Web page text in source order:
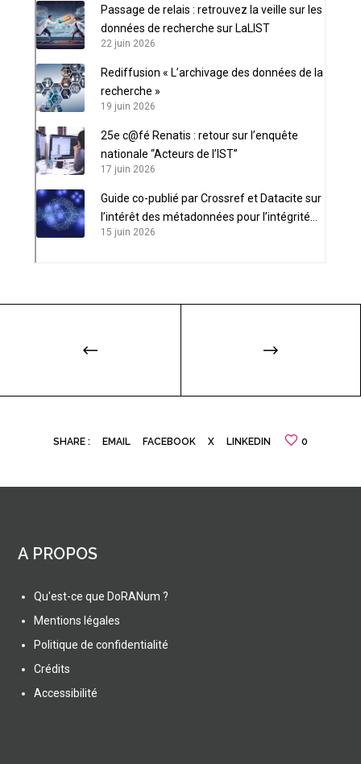
Passage de relais : retrouvez la veille sur les
données de recherche sur LaLIST
22 juin 2026
Rediffusion « L’archivage des données de la
recherche »
19 juin 2026
25e c@fé Renatis : retour sur l’enquête
nationale “Acteurs de l’IST”
17 juin 2026
Guide co-publié par Crossref et Datacite sur
l’intérêt des métadonnées pour l’intégrité
scientifique
15 juin 2026
SHARE : EMAIL FACEBOOK X LINKEDIN 0
A PROPOS
Qu'est-ce que DoRANum ?
Mentions légales
Politique de confidentialité
Crédits
Accessibilité